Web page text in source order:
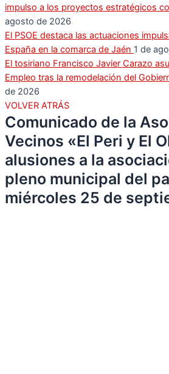
impulso a los proyectos estratégicos
agosto de 2026
El PSOE destaca las actuaciones
España en la comarca de Jaén 1 de
El tosiriano Francisco Javier Carazo
Empleo tras la remodelación del
de 2026
VOLVER ATRÁS
Comunicado de la
Vecinos «El Peri y El
alusiones a la
pleno municipal del
miércoles 25 de